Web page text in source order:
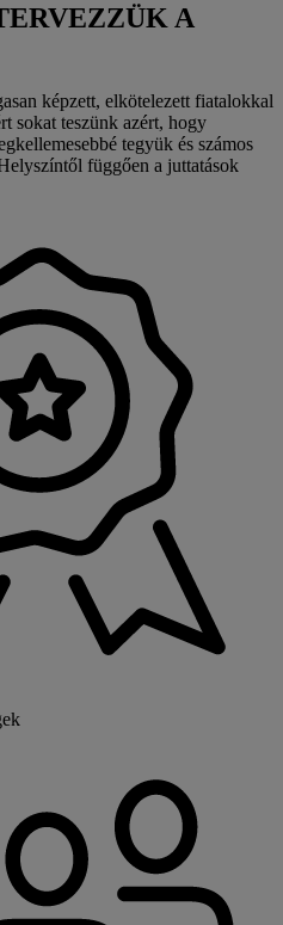
A
képzett, elkötelezett fiatalokkal
sokat teszünk azért, hogy
tegyük és számos
függően a juttatások